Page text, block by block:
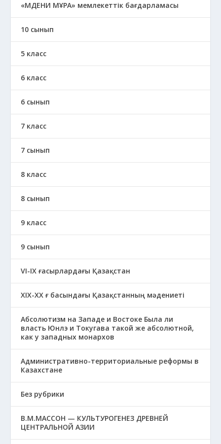
«МӘДЕНИ МҰРА» мемлекеттік бағдарламасы
10 сынып
5 класс
6 класс
6 сынып
7 класс
7 сынып
8 класс
8 сынып
9 класс
9 сынып
VI-IX ғасырлардағы Қазақстан
XIХ-XX ғ басындағы Қазақстанның мәдениеті
Абсолютизм на Западе и Востоке Была ли
власть Юнлэ и Токугава такой же абсолютной,
как у западных монархов
Административно-территориальные реформы в
Казахстане
Без рубрики
В.М.МАССОН — КУЛЬТУРОГЕНЕЗ ДРЕВНЕЙ
ЦЕНТРАЛЬНОЙ АЗИИ